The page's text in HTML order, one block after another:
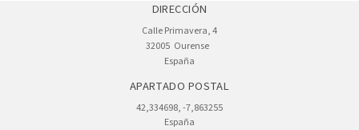
DIRECCIÓN
Calle Primavera, 4
32005 Ourense
España
APARTADO POSTAL
42,334698, -7,863255
España